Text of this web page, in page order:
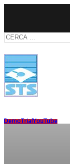
DemoTrialYouTube